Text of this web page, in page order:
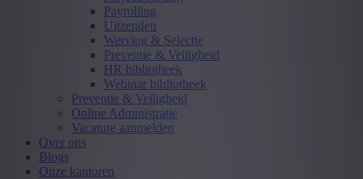
Payrolling
Uitzenden
Werving & Selectie
Preventie & Veiligheid
HR bibliotheek
Webinar bibliotheek
Preventie & Veiligheid
Online Administratie
Vacature aanmelden
Over ons
Blogs
Onze kantoren